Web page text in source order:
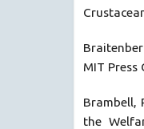
MIT Press
Brambell,
the